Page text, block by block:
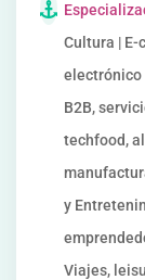
Cultura | E-
electrónico
B2B,
techfood,
y
Viajes,